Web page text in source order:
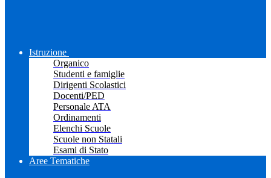
Istruzione
Organico
Studenti e famiglie
Dirigenti Scolastici
Docenti/PED
Personale ATA
Ordinamenti
Elenchi Scuole
Scuole non Statali
Esami di Stato
Aree Tematiche